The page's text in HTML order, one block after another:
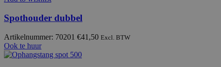
Spothouder dubbel
Artikelnummer: 70201 €41,50 Excl. BTW
Ook te huur